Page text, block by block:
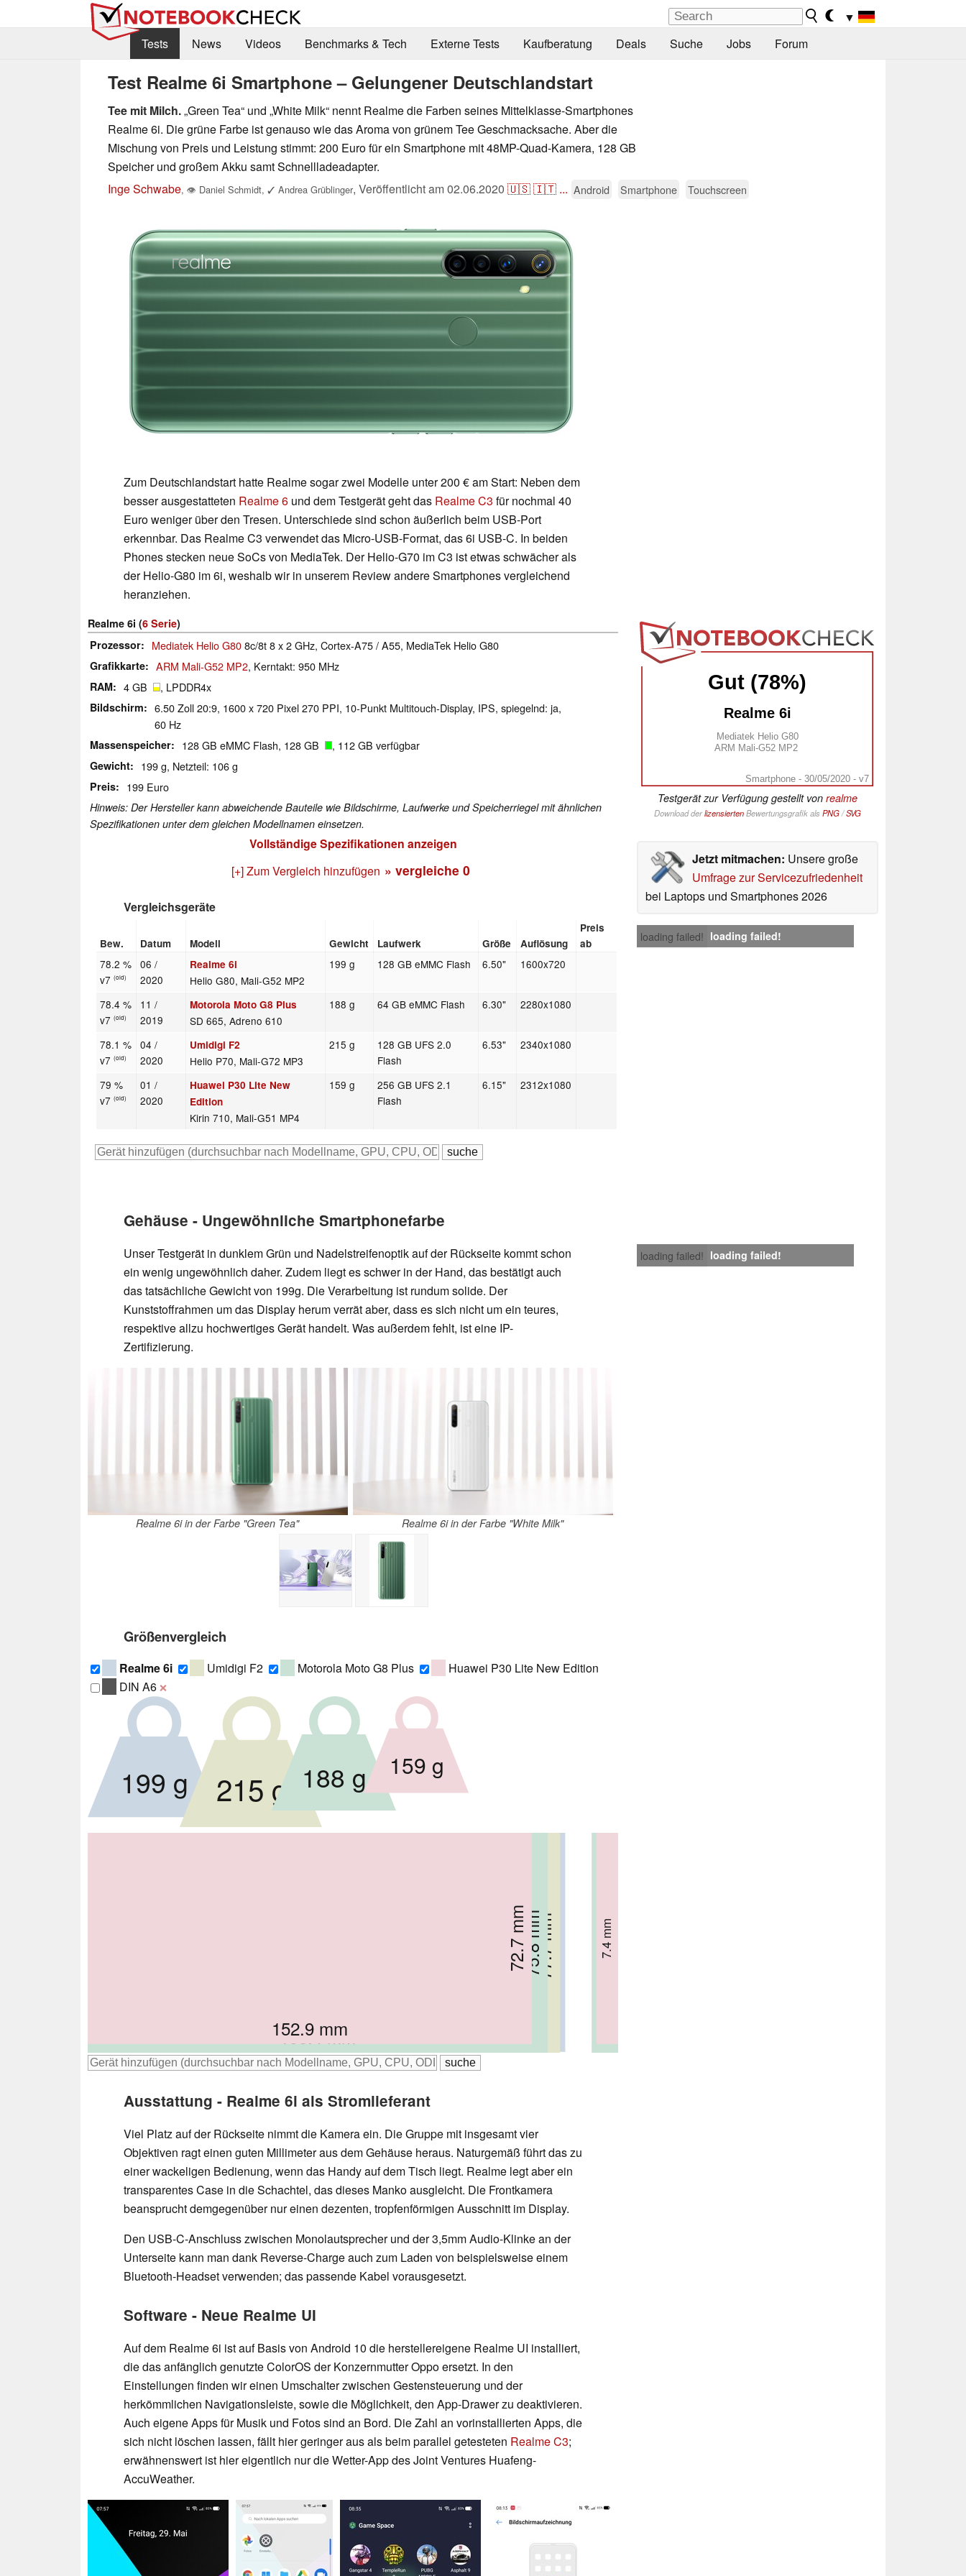
▼
Tests
News Videos Benchmarks & Tech Externe Tests Kaufberatung Deals Suche Jobs Forum
Test Realme 6i Smartphone – Gelungener Deutschlandstart
Tee mit Milch.„Green Tea“ und „White Milk“ nennt Realme die Farben seines Mittelklasse-Smartphones
Realme 6i. Die grüne Farbe ist genauso wie das Aroma von grünem Tee Geschmacksache. Aber die
Mischung von Preis und Leistung stimmt: 200 Euro für ein Smartphone mit 48MP-Quad-Kamera, 128 GB
Speicher und großem Akku samt Schnellladeadapter.
Inge Schwabe, 👁 Daniel Schmidt, ✓ Andrea Grüblinger, Veröffentlicht am02.06.2020 🇺🇸🇮🇹 ... Android Smartphone Touchscreen
Zum Deutschlandstart hatte Realme sogar zwei Modelle unter 200 € am Start: Neben dem
besser ausgestatteten Realme 6 und dem Testgerät geht das Realme C3 für nochmal 40
Euro weniger über den Tresen. Unterschiede sind schon äußerlich beim USB-Port
erkennbar. Das Realme C3 verwendet das Micro-USB-Format, das 6i USB-C. In beiden
Phones stecken neue SoCs von MediaTek. Der Helio-G70 im C3 ist etwas schwächer als
der Helio-G80 im 6i, weshalb wir in unserem Review andere Smartphones vergleichend
heranziehen.
Gut (78%)
Realme 6i
Mediatek Helio G80
ARM Mali-G52 MP2
Smartphone - 30/05/2020 - v7
Testgerät zur Verfügung gestellt von realme
Download derlizensiertenBewertungsgrafik als PNG/SVG
Jetzt mitmachen: Unsere große
Umfrage zur Servicezufriedenheit
bei Laptops und Smartphones 2026
Realme 6i (6 Serie)
Prozessor
Mediatek Helio G808c/8t 8 x 2 GHz, Cortex-A75 / A55, MediaTek Helio G80
Grafikkarte ARM Mali-G52 MP2, Kerntakt: 950 MHz
RAM 4 GB , LPDDR4x
Bildschirm
6.50 Zoll 20:9, 1600 x 720 Pixel 270 PPI, 10-Punkt Multitouch-Display, IPS, spiegelnd: ja,
60 Hz
Massenspeicher 128 GB eMMC Flash, 128 GB , 112 GB verfügbar
Gewicht 199 g, Netzteil: 106 g
Preis 199 Euro
Hinweis: Der Hersteller kann abweichende Bauteile wie Bildschirme, Laufwerke und Speicherriegel mit ähnlichen
Spezifikationen unter dem gleichen Modellnamen einsetzen.
Vollständige Spezifikationen anzeigen
[+] Zum Vergleich hinzufügen » vergleiche 0
loading failed! loading failed!
Vergleichsgeräte
Bew. Datum Modell Gewicht Laufwerk Größe Auflösung
Preis
ab
78.2 %
v7(old)
06 /
2020
Realme 6i
Helio G80, Mali-G52 MP2
199 g 128 GB eMMC Flash 6.50" 1600x720
78.4 %
v7(old)
11 /
2019
Motorola Moto G8 Plus
SD 665, Adreno 610
188 g 64 GB eMMC Flash 6.30" 2280x1080
78.1 %
v7(old)
04 /
2020
Umidigi F2
Helio P70, Mali-G72 MP3
215 g
128 GB UFS 2.0
Flash
6.53" 2340x1080
79 %
v7(old)
01 /
2020
Huawei P30 Lite New
Edition
Kirin 710, Mali-G51 MP4
159 g
256 GB UFS 2.1
Flash
6.15" 2312x1080
Gehäuse - Ungewöhnliche Smartphonefarbe
loading failed! loading failed!
Unser Testgerät in dunklem Grün und Nadelstreifenoptik auf der Rückseite kommt schon
ein wenig ungewöhnlich daher. Zudem liegt es schwer in der Hand, das bestätigt auch
das tatsächliche Gewicht von 199g. Die Verarbeitung ist rundum solide. Der
Kunststoffrahmen um das Display herum verrät aber, dass es sich nicht um ein teures,
respektive allzu hochwertiges Gerät handelt. Was außerdem fehlt, ist eine IP-
Zertifizierung.
Realme 6i in der Farbe "Green Tea" Realme 6i in der Farbe "White Milk"
Größenvergleich
Realme 6i Umidigi F2 Motorola Moto G8 Plus
Huawei P30 Lite New Edition
DIN A6 ❌
164.4 mm
75.4 mm 9 mm
199 g
162.6 mm
77.7 mm 8.7 mm
215 g
158.4 mm
75.8 mm 9.1 mm
188 g
152.9 mm
72.7 mm 7.4 mm
159 g
Ausstattung - Realme 6i als Stromlieferant
Viel Platz auf der Rückseite nimmt die Kamera ein. Die Gruppe mit insgesamt vier
Objektiven ragt einen guten Millimeter aus dem Gehäuse heraus. Naturgemäß führt das zu
einer wackeligen Bedienung, wenn das Handy auf dem Tisch liegt. Realme legt aber ein
transparentes Case in die Schachtel, das dieses Manko ausgleicht. Die Frontkamera
beansprucht demgegenüber nur einen dezenten, tropfenförmigen Ausschnitt im Display.
Den USB-C-Anschluss zwischen Monolautsprecher und der 3,5mm Audio-Klinke an der
Unterseite kann man dank Reverse-Charge auch zum Laden von beispielsweise einem
Bluetooth-Headset verwenden; das passende Kabel vorausgesetzt.
Software - Neue Realme UI
Auf dem Realme 6i ist auf Basis von Android 10 die herstellereigene Realme UI installiert,
die das anfänglich genutzte ColorOS der Konzernmutter Oppo ersetzt. In den
Einstellungen finden wir einen Umschalter zwischen Gestensteuerung und der
herkömmlichen Navigationsleiste, sowie die Möglichkeit, den App-Drawer zu deaktivieren.
Auch eigene Apps für Musik und Fotos sind an Bord. Die Zahl an vorinstallierten Apps, die
sich nicht löschen lassen, fällt hier geringer aus als beim parallel getesteten Realme C3;
erwähnenswert ist hier eigentlich nur die Wetter-App des Joint Ventures Huafeng-
AccuWeather.